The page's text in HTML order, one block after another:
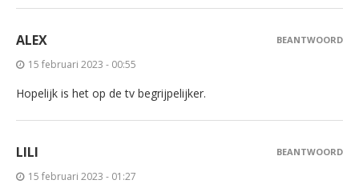
ALEX
15 februari 2023 - 00:55
Hopelijk is het op de tv begrijpelijker.
BEANTWOORD
LILI
15 februari 2023 - 01:27
BEANTWOORD